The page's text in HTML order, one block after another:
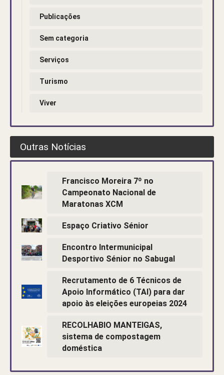
Publicações
Sem categoria
Serviços
Turismo
Viver
Outras Notícias
Francisco Moreira 7º no
Campeonato Nacional de
Maratonas XCM
Espaço Criativo Sénior
Encontro Intermunicipal
Desportivo Sénior no Sabugal
Recrutamento de 6 Técnicos de
Apoio Informático (TAI) para dar
apoio às eleições europeias 2024
RECOLHABIO MANTEIGAS,
sistema de compostagem
doméstica